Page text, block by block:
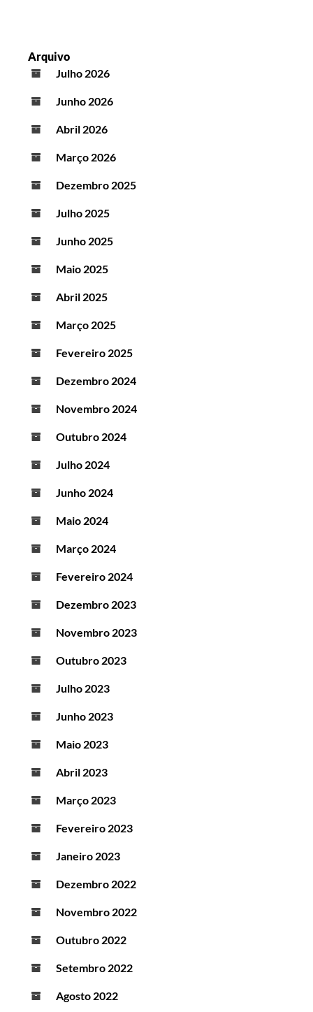
Arquivo
Julho 2026
Junho 2026
Abril 2026
Março 2026
Dezembro 2025
Julho 2025
Junho 2025
Maio 2025
Abril 2025
Março 2025
Fevereiro 2025
Dezembro 2024
Novembro 2024
Outubro 2024
Julho 2024
Junho 2024
Maio 2024
Março 2024
Fevereiro 2024
Dezembro 2023
Novembro 2023
Outubro 2023
Julho 2023
Junho 2023
Maio 2023
Abril 2023
Março 2023
Fevereiro 2023
Janeiro 2023
Dezembro 2022
Novembro 2022
Outubro 2022
Setembro 2022
Agosto 2022